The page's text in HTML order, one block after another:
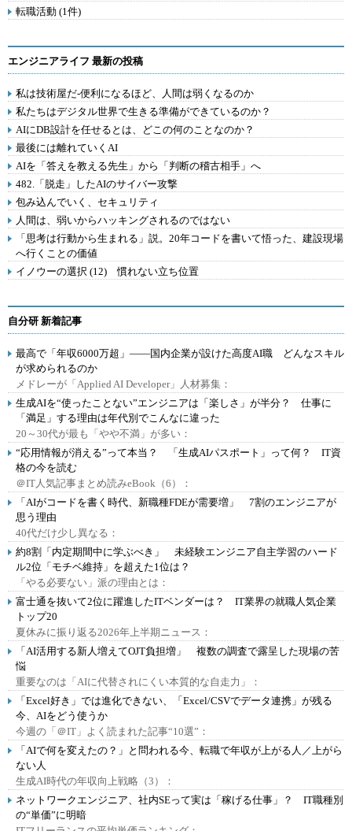
転職活動 (1件)
エンジニアライフ 最新の投稿
私は技術屋だ-便利になるほど、人間は弱くなるのか
私たちはデジタル世界で生きる準備ができているのか？
AIにDB設計を任せるとは、どこの何のことなのか？
最後には離れていくAI
AIを「答えを教える先生」から「判断の稽古相手」へ
482.「脱走」したAIのサイバー攻撃
包み込んでいく、セキュリティ
人間は、弱いからハッキングされるのではない
「思考は行動から生まれる」説。20年コードを書いて悟った、建設現場
へ行くことの価値
イノウーの選択 (12) 慣れない立ち位置
自分研 新着記事
最高で「年収6000万超」――国内企業が設けた高度AI職 どんなスキル
が求められるのか
メドレーが「Applied AI Developer」人材募集：
生成AIを“使ったことない”エンジニアは「楽しさ」が半分？ 仕事に
「満足」する理由は年代別でこんなに違った
20～30代が最も「やや不満」が多い：
“応用情報が消える”って本当？ 「生成AIパスポート」って何？ IT資
格の今を読む
＠IT人気記事まとめ読みeBook（6）：
「AIがコードを書く時代、新職種FDEが需要増」 7割のエンジニアが
思う理由
40代だけ少し異なる：
約8割「内定期間中に学ぶべき」 未経験エンジニア自主学習のハード
ル2位「モチベ維持」を超えた1位は？
「やる必要ない」派の理由とは：
富士通を抜いて2位に躍進したITベンダーは？ IT業界の就職人気企業
トップ20
夏休みに振り返る2026年上半期ニュース：
「AI活用する新人増えてOJT負担増」 複数の調査で露呈した現場の苦
悩
重要なのは「AIに代替されにくい本質的な自走力」：
「Excel好き」では進化できない、「Excel/CSVでデータ連携」が残る
今、AIをどう使うか
今週の「＠IT」よく読まれた記事“10選”：
「AIで何を変えたの？」と問われる今、転職で年収が上がる人／上がら
ない人
生成AI時代の年収向上戦略（3）：
ネットワークエンジニア、社内SEって実は「稼げる仕事」？ IT職種別
の“単価”に明暗